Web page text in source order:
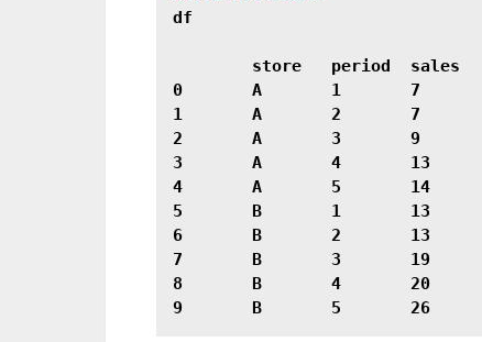
df
0	A	1	7
1	A	2	7
2	A	3	9
3	A	4	13
4	A	5	14
5	B	1	13
6	B	2	13
7	B	3	19
8	B	4	20